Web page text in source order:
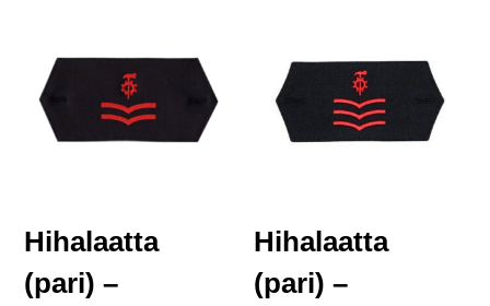
Hihalaatta
(pari) –
Hihalaatta
(pari) –